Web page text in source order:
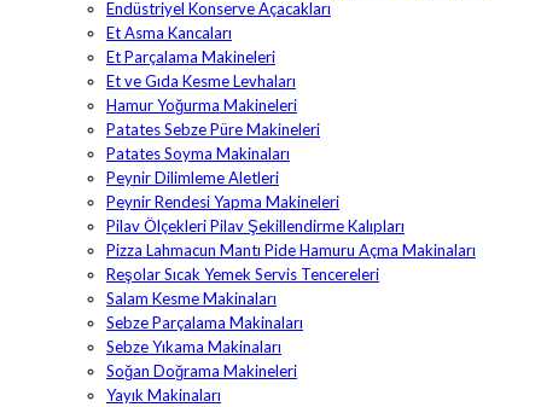
Endüstriyel Konserve Açacakları
Et Asma Kancaları
Et Parçalama Makineleri
Et ve Gıda Kesme Levhaları
Hamur Yoğurma Makineleri
Patates Sebze Püre Makineleri
Patates Soyma Makinaları
Peynir Dilimleme Aletleri
Peynir Rendesi Yapma Makineleri
Pilav Ölçekleri Pilav Şekillendirme Kalıpları
Pizza Lahmacun Mantı Pide Hamuru Açma Makinaları
Reşolar Sıcak Yemek Servis Tencereleri
Salam Kesme Makinaları
Sebze Parçalama Makinaları
Sebze Yıkama Makinaları
Soğan Doğrama Makineleri
Yayık Makinaları